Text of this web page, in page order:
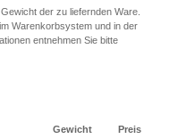
der zu liefernden Ware.
Warenkorbsystem und in der
entnehmen Sie bitte
Gewicht Preis